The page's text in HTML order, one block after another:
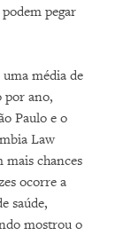
pegar
média de
por ano,
Paulo e o
Law
mais chances
ocorre a
saúde,
mostrou o